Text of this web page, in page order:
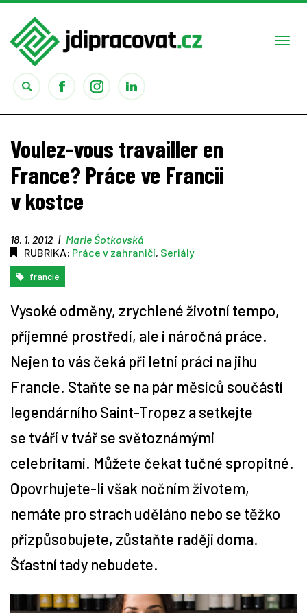
Obory
Studium
Rady
Reality show
Seriály
Tipy
Soutěže
Voulez-vous travailler en
France? Práce ve Francii
v kostce
18. 1. 2012 | Marie Šotkovská
RUBRIKA: Práce v zahraničí, Seriály
francie
Vysoké odměny, zrychlené životní tempo,
příjemné prostředí, ale i náročná práce.
Nejen to vás čeká při letní práci na jihu
Francie. Staňte se na pár měsíců součástí
legendárního Saint-Tropez a setkejte
se tváří v tvář se světoznámými
celebritami. Můžete čekat tučné spropitné.
Opovrhujete-li však nočním životem,
nemáte pro strach uděláno nebo se těžko
přizpůsobujete, zůstaňte raději doma.
Šťastní tady nebudete.